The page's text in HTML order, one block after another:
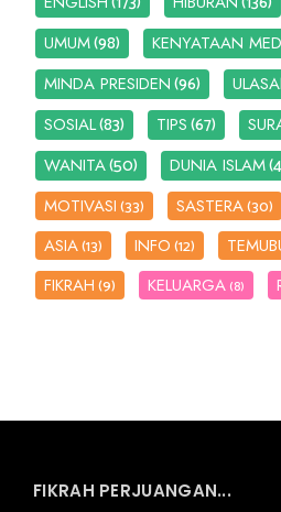
UMUM(98) KENYATAAN
MINDA PRESIDEN(96)
SOSIAL(83) TIPS(67)
WANITA(50) DUNIA ISLAM
MOTIVASI(33) SASTERA(30)
ASIA(13) INFO(12)
FIKRAH(9) KELUARGA (8)
FIKRAH PERJUANGAN...